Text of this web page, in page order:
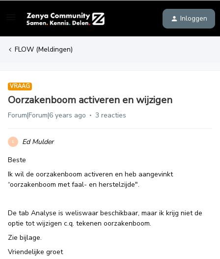
Inloggen
FLOW (Meldingen)
VRAAG
Oorzakenboom activeren en wijzigen
Forum|Forum|6 years ago 3 reacties
E
Ed Mulder
Beste
Ik wil de oorzakenboom activeren en heb aangevinkt
“oorzakenboom met faal- en herstelzijde".
De tab Analyse is weliswaar beschikbaar, maar ik krijg niet de
optie tot wijzigen c.q. tekenen oorzakenboom.
Zie bijlage.
Vriendelijke groet